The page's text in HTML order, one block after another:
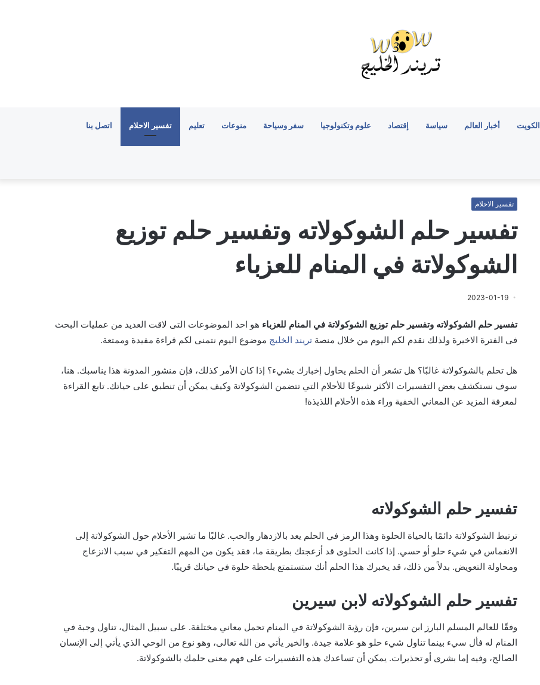
الكويت أخبار العالم سياسة إقتصاد علوم وتكنولوجيا سفر وسياحة منوعات تعليم تفسير الاحلام اتصل بنا
تفسير الاحلام
تفسير حلم الشوكولاته وتفسير حلم توزيع
الشوكولاتة في المنام للعزباء
2023-01-19
تفسير حلم الشوكولاته وتفسير حلم توزيع الشوكولاتة في المنام للعزباء هو احد الموضوعات التى لاقت العديد من عمليات البحث
فى الفترة الاخيرة ولذلك نقدم لكم اليوم من خلال منصة تريند الخليج موضوع اليوم نتمنى لكم قراءة مفيدة وممتعة.
هل تحلم بالشوكولاتة غالبًا؟ هل تشعر أن الحلم يحاول إخبارك بشيء؟ إذا كان الأمر كذلك، فإن منشور المدونة هذا يناسبك. هنا،
سوف نستكشف بعض التفسيرات الأكثر شيوعًا للأحلام التي تتضمن الشوكولاتة وكيف يمكن أن تنطبق على حياتك. تابع القراءة
لمعرفة المزيد عن المعاني الخفية وراء هذه الأحلام اللذيذة!
تفسير حلم الشوكولاته
ترتبط الشوكولاتة دائمًا بالحياة الحلوة وهذا الرمز في الحلم يعد بالازدهار والحب. غالبًا ما تشير الأحلام حول الشوكولاتة إلى
الانغماس في شيء حلو أو حسي. إذا كانت الحلوى قد أزعجتك بطريقة ما، فقد يكون من المهم التفكير في سبب الانزعاج
ومحاولة التعويض. بدلاً من ذلك، قد يخبرك هذا الحلم أنك ستستمتع بلحظة حلوة في حياتك قريبًا.
تفسير حلم الشوكولاته لابن سيرين
وفقًا للعالم المسلم البارز ابن سيرين، فإن رؤية الشوكولاتة في المنام تحمل معاني مختلفة. على سبيل المثال، تناول وجبة في
المنام له فأل سيء بينما تناول شيء حلو هو علامة جيدة. والخير يأتي من الله تعالى، وهو نوع من الوحي الذي يأتي إلى الإنسان
الصالح، وفيه إما بشرى أو تحذيرات. يمكن أن تساعدك هذه التفسيرات على فهم معنى حلمك بالشوكولاتة.